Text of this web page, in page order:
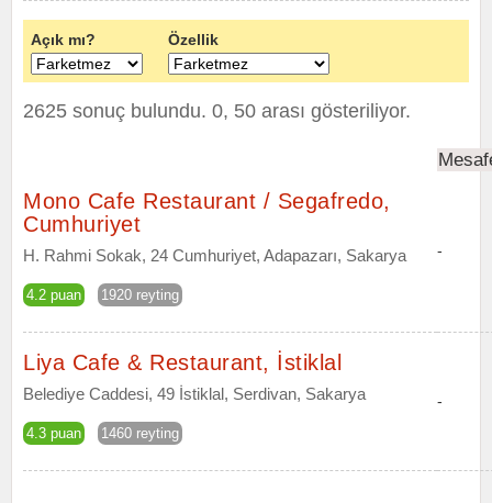
Açık mı? Özellik
2625 sonuç bulundu. 0, 50 arası gösteriliyor.
Mono Cafe Restaurant / Segafredo,
Cumhuriyet
H. Rahmi Sokak, 24 Cumhuriyet, Adapazarı, Sakarya
4.2 puan 1920 reyting
-
Liya Cafe & Restaurant, İstiklal
Belediye Caddesi, 49 İstiklal, Serdivan, Sakarya
4.3 puan 1460 reyting
-